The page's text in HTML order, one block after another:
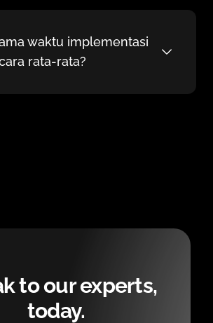
waktu implementasi
rata-rata?
to our experts,
today.